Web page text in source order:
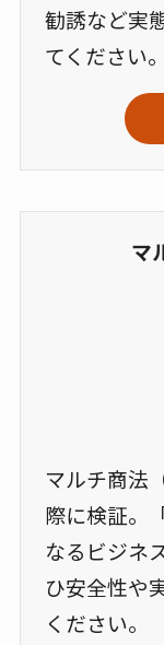
勧誘など実
てください。
マ
マルチ商法
際に検証。
なるビジネ
ひ安全性や
ください。